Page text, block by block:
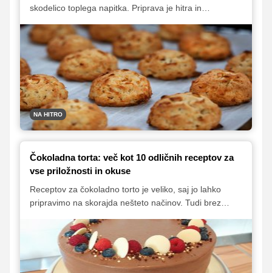
skodelico toplega napitka. Priprava je hitra in
hrustljavo zunanjostjo, pod katero se skriva sočna in
mehka sredica. Zanje potrebujete zgolj nekaj
preprostih sestavin iz domače shrambe in 20 minut!
NA HITRO
Čokoladna torta: več kot 10 odličnih receptov za
vse priložnosti in okuse
Receptov za čokoladno torto je veliko, saj jo lahko
pripravimo na skorajda nešteto načinov. Tudi brez
vsestranska za pripravo, da lahko čisto vsak najde
recept, ki mu je pisan na kožo. Preletite seznam naših
najljubših čokoladnih tortic in izberite najljubšega.